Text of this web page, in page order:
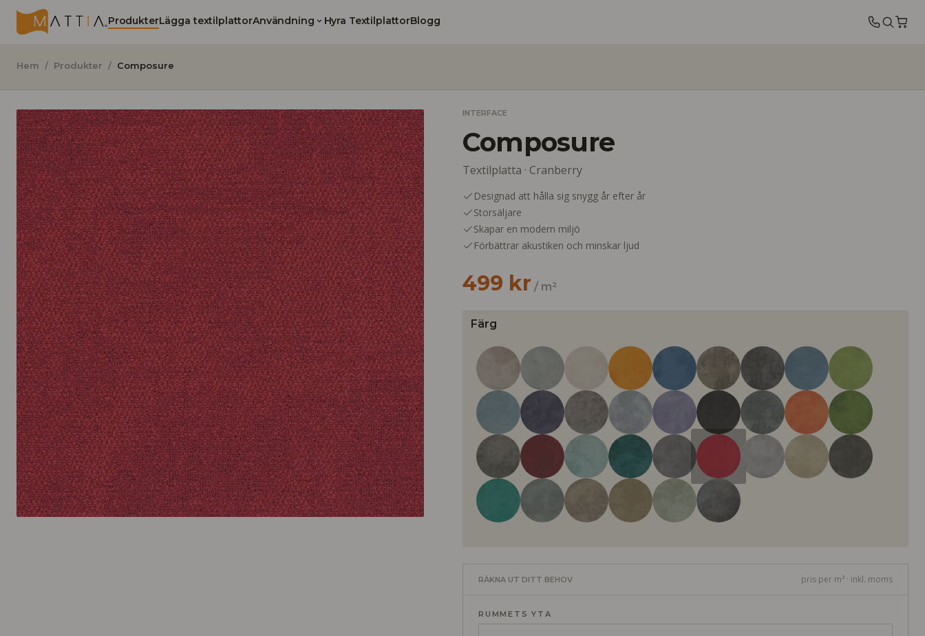
ProdukterLägga textilplattorAnvändning Hyra TextilplattorBlogg
Hem / Produkter / Composure
INTERFACE
Composure
Textilplatta · Cranberry
Designad att hålla sig snygg år efter år
Storsäljare
Skapar en modern miljö
Förbättrar akustiken och minskar ljud
499 kr / m²
Färg
RÄKNA UT DITT BEHOV pris per m² · inkl. moms
RUMMETS YTA